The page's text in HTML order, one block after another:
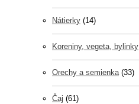
Nátierky (14)
Koreniny, vegeta, bylinky
Orechy a semienka (33)
Čaj (61)